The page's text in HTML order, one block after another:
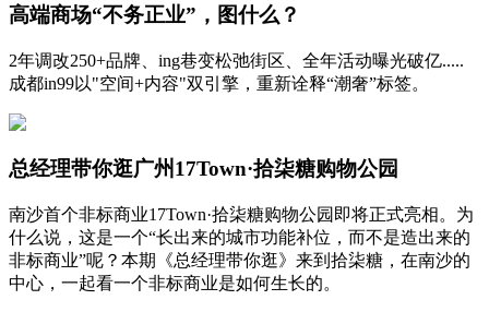
高端商场“不务正业”，图什么？
2年调改250+品牌、ing巷变松弛街区、全年活动曝光破亿.....
成都in99以"空间+内容"双引擎，重新诠释“潮奢”标签。
总经理带你逛广州17Town·拾柒糖购物公园
南沙首个非标商业17Town·拾柒糖购物公园即将正式亮相。为
什么说，这是一个“长出来的城市功能补位，而不是造出来的
非标商业”呢？本期《总经理带你逛》来到拾柒糖，在南沙的
中心，一起看一个非标商业是如何生长的。